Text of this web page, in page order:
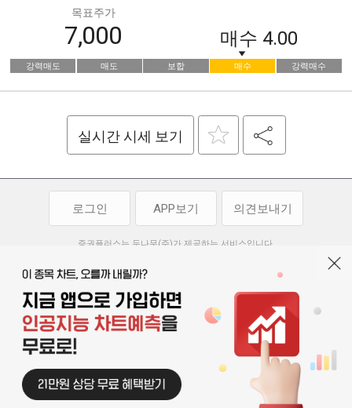
목표주가
7,000 매수 4.00
강력매도 매도 보합 매수 강력매수
실시간 시세 보기
로그인 APP보기 의견보내기
증권플러스는 두나무(주)가 제공하는 서비스입니다.
투자 참고사항이며, 정보 제공 과정에서 오류나 지연이 발생할 수 있습니다.
두나무(주)는 제공된 정보에 의한 투자 결과에 대하여 법적인 책임을
부담하지 않습니다. 본 서비스에서 제공되는 정보의 무단 배포를 금합니다.
이용약관 | 청소년보호정책 개인정보처리방침
기사배열 기본방침 | 고객센터 |
오픈소스 라이선스
서울특별시 서초구 강남대로 369, 15층
사업자 등록번호 119-86-54968
|
기사배열 책임자 : 박동규
© 두나무 주식회사